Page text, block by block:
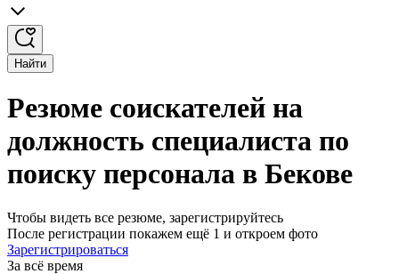
Найти
Резюме соискателей на
должность специалиста по
поиску персонала в Бекове
Чтобы видеть все резюме, зарегистрируйтесь
После регистрации покажем ещё 1 и откроем фото
Зарегистрироваться
За всё время